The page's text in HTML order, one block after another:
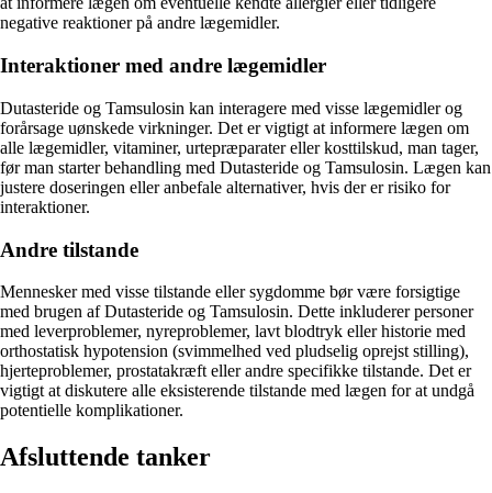
negative reaktioner på andre lægemidler.
Interaktioner med andre lægemidler
Dutasteride og Tamsulosin kan interagere med visse lægemidler og
forårsage uønskede virkninger. Det er vigtigt at informere lægen om
alle lægemidler, vitaminer, urtepræparater eller kosttilskud, man tager,
før man starter behandling med Dutasteride og Tamsulosin. Lægen kan
justere doseringen eller anbefale alternativer, hvis der er risiko for
interaktioner.
Andre tilstande
Mennesker med visse tilstande eller sygdomme bør være forsigtige
med brugen af Dutasteride og Tamsulosin. Dette inkluderer personer
med leverproblemer, nyreproblemer, lavt blodtryk eller historie med
orthostatisk hypotension (svimmelhed ved pludselig oprejst stilling),
hjerteproblemer, prostatakræft eller andre specifikke tilstande. Det er
vigtigt at diskutere alle eksisterende tilstande med lægen for at undgå
potentielle komplikationer.
Afsluttende tanker